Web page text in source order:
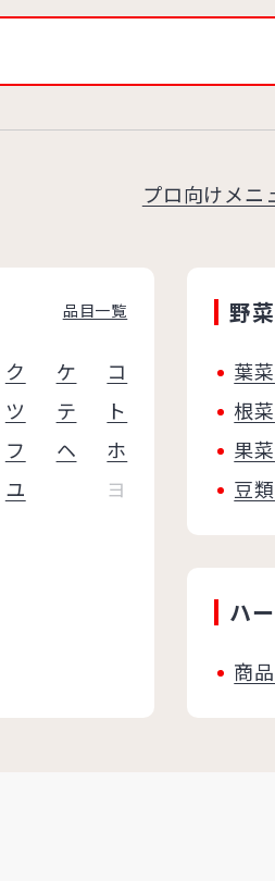
プロ向けメニ
品目一覧
ク ケ
コ
ツ テ
ト
フ ヘ
ホ
ユ
ヨ
野菜
葉菜
根菜
果菜
豆類
ハ
商